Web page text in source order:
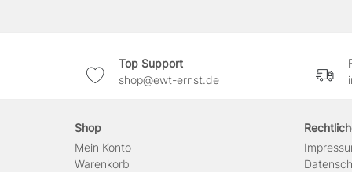
Top Support
shop@ewt-ernst.de
Shop
Mein Konto
Warenkorb